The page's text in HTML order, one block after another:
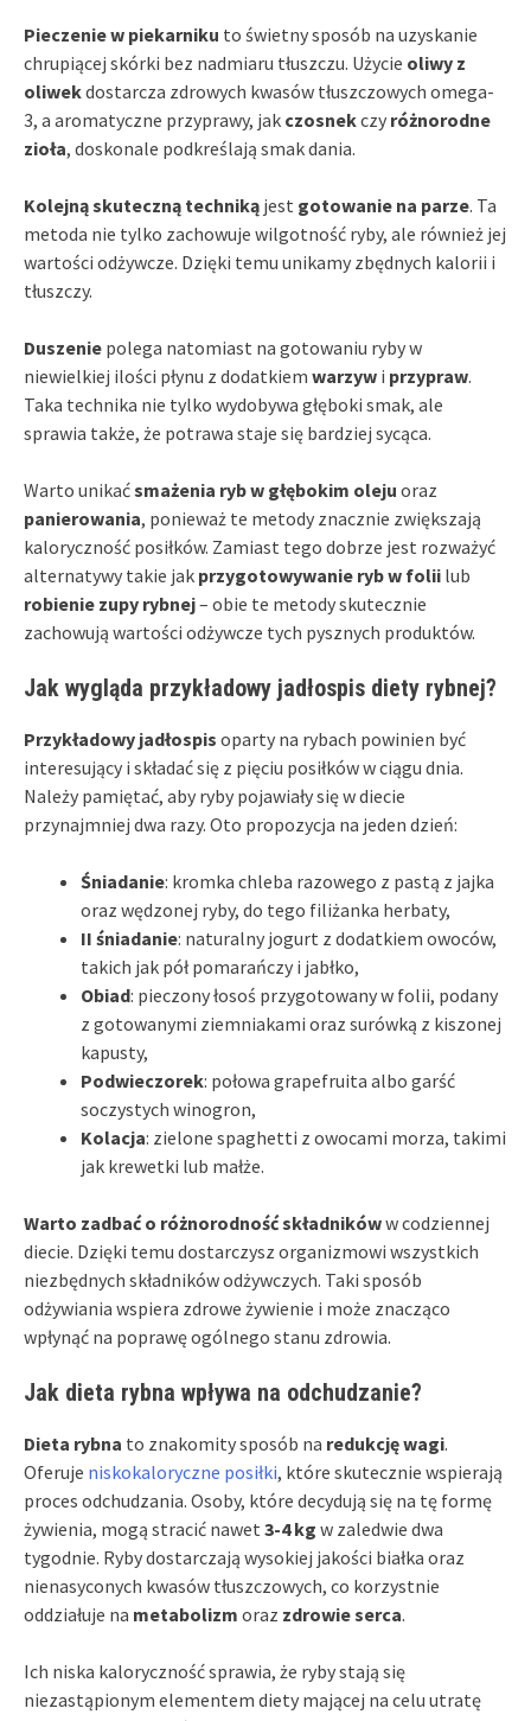
Pieczenie w piekarniku to świetny sposób na uzyskanie
chrupiącej skórki bez nadmiaru tłuszczu. Użycie oliwy z
oliwekdostarcza zdrowych kwasów tłuszczowych omega-
3, a aromatyczne przyprawy, jak czosnekczy różnorodne
zioła, doskonale podkreślają smak dania.
Kolejną skuteczną techniką jest gotowanie na parze. Ta
metoda nie tylko zachowuje wilgotność ryby, ale również jej
wartości odżywcze. Dzięki temu unikamy zbędnych kalorii i
tłuszczy.
Duszenie polega natomiast na gotowaniu ryby w
niewielkiej ilości płynu z dodatkiem warzyw i przypraw.
Taka technika nie tylko wydobywa głęboki smak, ale
sprawia także, że potrawa staje się bardziej sycąca.
Warto unikaćsmażenia ryb w głębokim oleju oraz
panierowania, ponieważ te metody znacznie zwiększają
kaloryczność posiłków. Zamiast tego dobrze jest rozważyć
alternatywy takie jak przygotowywanie ryb w folii lub
robienie zupy rybnej– obie te metody skutecznie
zachowują wartości odżywcze tych pysznych produktów.
Jak wygląda przykładowy jadłospis diety rybnej?
Przykładowy jadłospis oparty na rybach powinien być
interesujący i składać się z pięciu posiłków w ciągu dnia.
Należy pamiętać, aby ryby pojawiały się w diecie
przynajmniej dwa razy. Oto propozycja na jeden dzień:
Śniadanie: kromka chleba razowego z pastą z jajka
oraz wędzonej ryby, do tego filiżanka herbaty,
II śniadanie: naturalny jogurt z dodatkiem owoców,
takich jak pół pomarańczy i jabłko,
Obiad: pieczony łosoś przygotowany w folii, podany
z gotowanymi ziemniakami oraz surówką z kiszonej
kapusty,
Podwieczorek: połowa grapefruita albo garść
soczystych winogron,
Kolacja: zielone spaghetti z owocami morza, takimi
jak krewetki lub małże.
Warto zadbać o różnorodność składnikóww codziennej
diecie. Dzięki temu dostarczysz organizmowi wszystkich
niezbędnych składników odżywczych. Taki sposób
odżywiania wspiera zdrowe żywienie i może znacząco
wpłynąć na poprawę ogólnego stanu zdrowia.
Jak dieta rybna wpływa na odchudzanie?
Dieta rybna to znakomity sposób na redukcję wagi.
Oferuje niskokaloryczne posiłki, które skutecznie wspierają
proces odchudzania. Osoby, które decydują się na tę formę
żywienia, mogą stracić nawet 3-4 kg w zaledwie dwa
tygodnie. Ryby dostarczają wysokiej jakości białka oraz
nienasyconych kwasów tłuszczowych, co korzystnie
oddziałuje na metabolizm oraz zdrowie serca.
Ich niska kaloryczność sprawia, że ryby stają się
niezastąpionym elementem diety mającej na celu utratę